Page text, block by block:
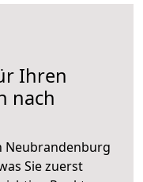
Ihren
nach
Neubrandenburg
Sie zuerst